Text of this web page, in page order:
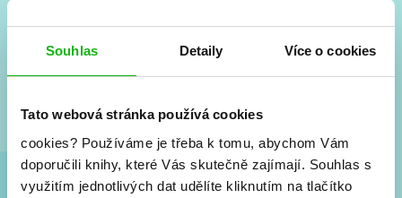
Souhlas Detaily Více o cookies
Tato webová stránka používá cookies
cookies? Používáme je třeba k tomu, abychom Vám
doporučili knihy, které Vás skutečně zajímají. Souhlas s
využitím jednotlivých dat udělíte kliknutím na tlačítko
Vše kolem #youngadult každý měsíc rovnou do mailu!
a seriálové adaptace a další.